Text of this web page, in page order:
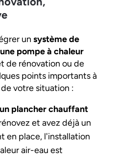
un système de
pompe à chaleur
de rénovation ou de
points importants à
votre situation :
plancher chauffant
et avez déjà un
en place, l'installation
air-eau est